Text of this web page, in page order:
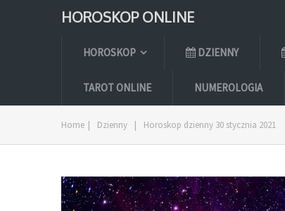
HOROSKOP ONLINE
HOROSKOP DZIENNY
TAROT ONLINE NUMEROLOGIA
Home | Dzienny | Horoskop dzienny 30 stycznia 2021